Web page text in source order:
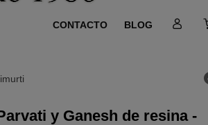
CONTACTO BLOG
y Ganesh de resina -